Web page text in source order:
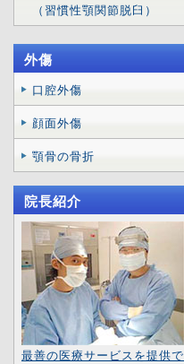
（習慣性顎関節脱臼）
外傷
口腔外傷
顔面外傷
顎骨の骨折
院長紹介
最善の医療サービスを提供で